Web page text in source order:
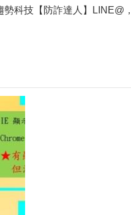
科技【防詐達人】LINE@